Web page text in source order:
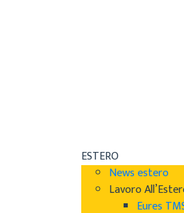
ESTERO
News estero
Lavoro
Eures